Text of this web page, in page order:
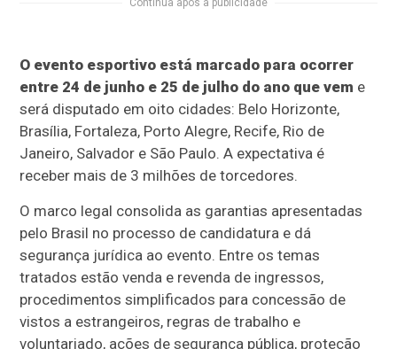
Continua após a publicidade
O evento esportivo está marcado para ocorrer
entre 24 de junho e 25 de julho do ano que vem e
será disputado em oito cidades: Belo Horizonte,
Brasília, Fortaleza, Porto Alegre, Recife, Rio de
Janeiro, Salvador e São Paulo. A expectativa é
receber mais de 3 milhões de torcedores.
O marco legal consolida as garantias apresentadas
pelo Brasil no processo de candidatura e dá
segurança jurídica ao evento. Entre os temas
tratados estão venda e revenda de ingressos,
procedimentos simplificados para concessão de
vistos a estrangeiros, regras de trabalho e
voluntariado, ações de segurança pública, proteção